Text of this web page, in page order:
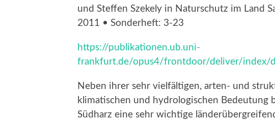
und Steffen Szekely in Naturschutz im Land
2011 • Sonderheft: 3-23
https://publikationen.ub.uni-
frankfurt.de/opus4/frontdoor/deliver/index/
Neben ihrer sehr vielfältigen, arten- und
klimatischen und hydrologischen Bedeutung
Südharz eine sehr wichtige